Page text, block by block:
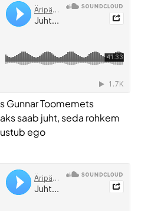
Gunnar Toomemets
saab juht, seda rohkem
ego